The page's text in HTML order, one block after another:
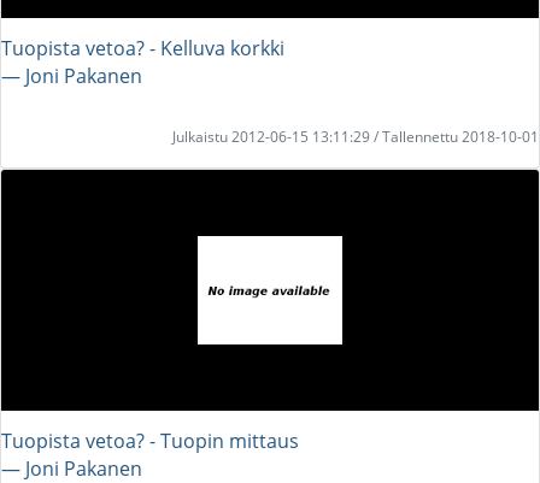
Tuopista vetoa? - Kelluva korkki
― Joni Pakanen
Julkaistu 2012-06-15 13:11:29 / Tallennettu 2018-10-01
Tuopista vetoa? - Tuopin mittaus
― Joni Pakanen